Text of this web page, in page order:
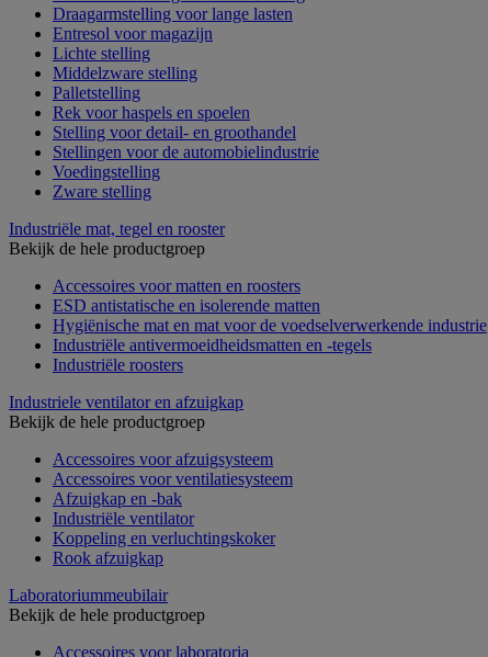
Draagarmstelling voor lange lasten
Entresol voor magazijn
Lichte stelling
Middelzware stelling
Palletstelling
Rek voor haspels en spoelen
Stelling voor detail- en groothandel
Stellingen voor de automobielindustrie
Voedingstelling
Zware stelling
Industriële mat, tegel en rooster
Bekijk de hele productgroep
Accessoires voor matten en roosters
ESD antistatische en isolerende matten
Hygiënische mat en mat voor de voedselverwerkende industrie
Industriële antivermoeidheidsmatten en -tegels
Industriële roosters
Industriele ventilator en afzuigkap
Bekijk de hele productgroep
Accessoires voor afzuigsysteem
Accessoires voor ventilatiesysteem
Afzuigkap en -bak
Industriële ventilator
Koppeling en verluchtingskoker
Rook afzuigkap
Laboratoriummeubilair
Bekijk de hele productgroep
Accessoires voor laboratoria